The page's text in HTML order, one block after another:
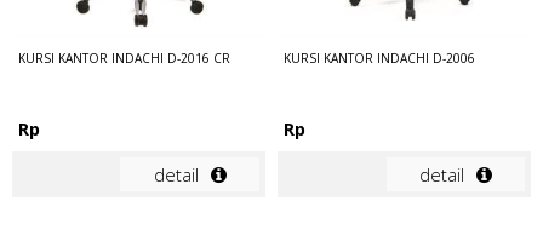
KURSI KANTOR INDACHI D-2016 CR
Rp
detail
KURSI KANTOR INDACHI D-2006
Rp
detail